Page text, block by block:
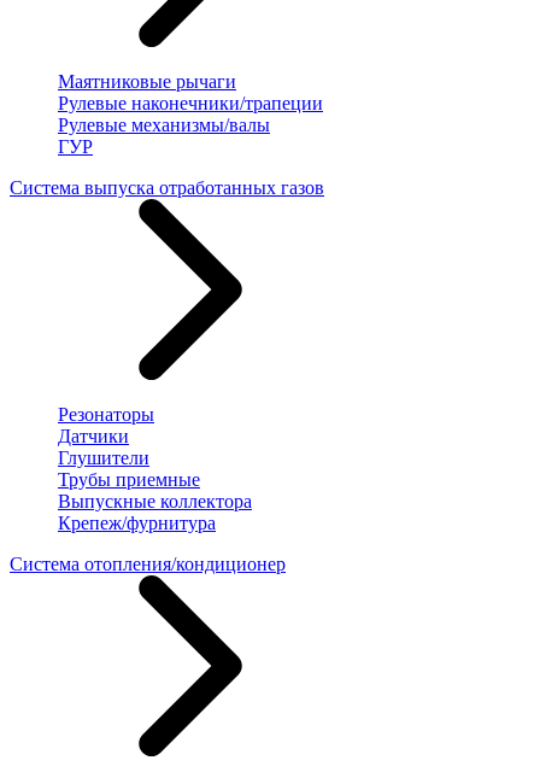
Маятниковые рычаги
Рулевые наконечники/трапеции
Рулевые механизмы/валы
ГУР
Система выпуска отработанных газов
Резонаторы
Датчики
Глушители
Трубы приемные
Выпускные коллектора
Крепеж/фурнитура
Система отопления/кондиционер